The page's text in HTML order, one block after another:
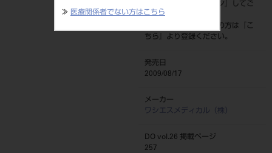
≫ 医療関係者でない方はこちら
ログイン
』してご
覧ください。
ネット会員登録がまだの方は『
こ
ちら
』より登録ください。
発売日
2009/08/17
メーカー
ワシエスメディカル（株）
DO vol.26 掲載ページ
257